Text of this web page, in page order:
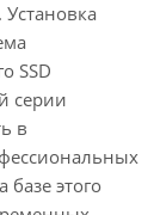
SSD
серии
в
этого